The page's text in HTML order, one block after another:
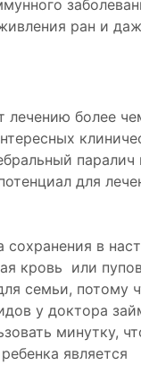
ран и
лечению более
паралич
для
в
кровь или
семьи, потому
у доктора
минутку,
является